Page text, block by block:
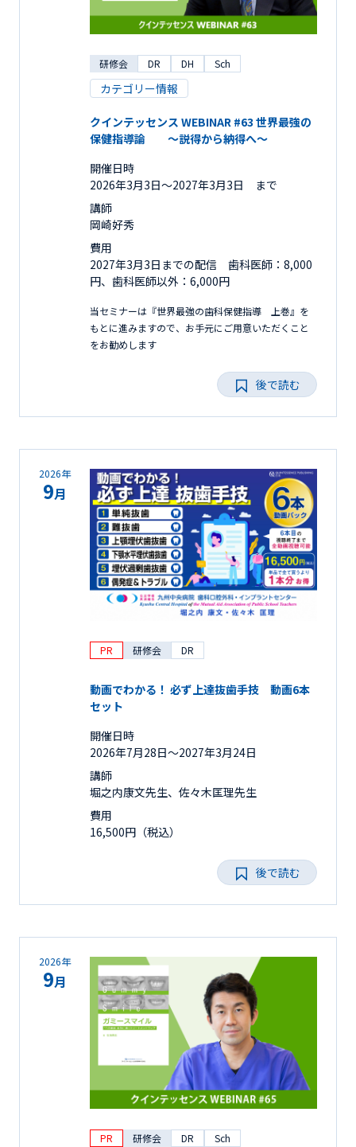
研修会 DR DH Sch
カテゴリー情報
クインテッセンス WEBINAR #63 世界最強の
保健指導論 ～説得から納得へ～
開催日時
2026年3月3日〜2027年3月3日 まで
講師
岡崎好秀
費用
2027年3月3日までの配信 歯科医師：8,000
円、歯科医師以外：6,000円
当セミナーは『世界最強の歯科保健指導 上巻』を
もとに進みますので、お手元にご用意いただくこと
をお勧めします
後で読む
2026年
9月
PR 研修会 DR
動画でわかる！ 必ず上達抜歯手技 動画6本
セット
開催日時
2026年7月28日〜2027年3月24日
講師
堀之内康文先生、佐々木匡理先生
費用
16,500円（税込）
後で読む
2026年
9月
PR 研修会 DR Sch